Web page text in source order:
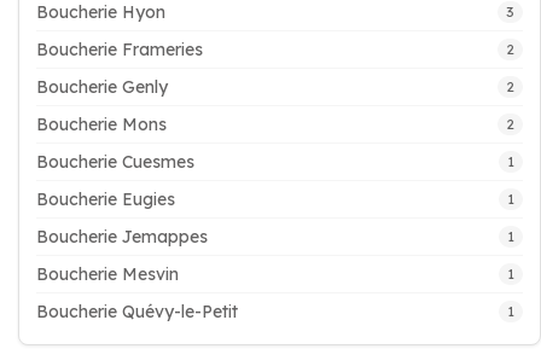
Boucherie Hyon
3
Boucherie Frameries 2
Boucherie Genly 2
Boucherie Mons 2
Boucherie Cuesmes 1
Boucherie Eugies 1
Boucherie Jemappes 1
Boucherie Mesvin 1
Boucherie Quévy-le-Petit 1